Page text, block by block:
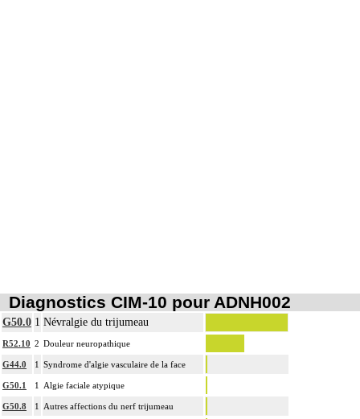
Diagnostics CIM-10 pour ADNH002
G50.0 1 Névralgie du trijumeau
R52.10 2 Douleur neuropathique
G44.0 1 Syndrome d'algie vasculaire de la face
G50.1 1 Algie faciale atypique
G50.8 1 Autres affections du nerf trijumeau